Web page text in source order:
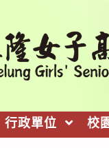
行政單位 校